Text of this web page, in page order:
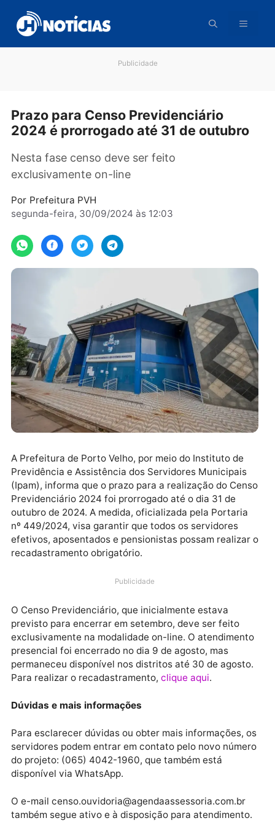
para
conteúdo
Prazo para Censo Previdenciário
Nesta fase censo deve ser feito
exclusivamente on-line
Por
Prefeitura PVH
segunda-feira, 30/09/2024 às 12:03
A Prefeitura de Porto Velho, por meio do Instituto de
Previdência e Assistência dos Servidores Municipais
(Ipam), informa que o prazo para a realização do
Previdenciário 2024 foi prorrogado até o dia 31 de
nº 449/2024, visa garantir que todos os servidores
recadastramento obrigatório.
Publicidade
O Censo Previdenciário, que inicialmente estava
exclusivamente na modalidade on-line. O
permaneceu disponível nos distritos até 30 de
Para realizar o recadastramento,clique aqui.
Dúvidas e mais informações
Para esclarecer dúvidas ou obter mais informações,